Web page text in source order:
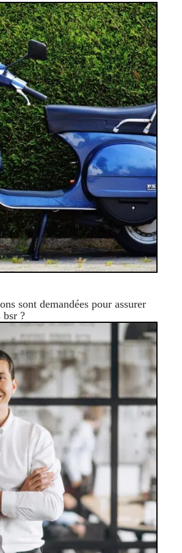
sont demandées pour assurer
bsr ?